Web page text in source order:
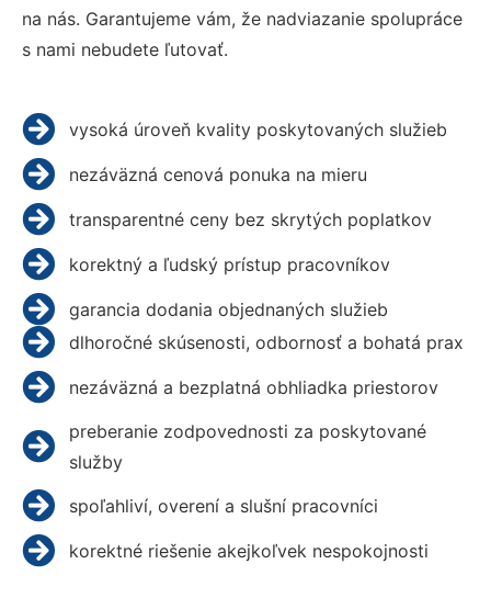
na nás. Garantujeme vám, že nadviazanie spolupráce
s nami nebudete ľutovať.
vysoká úroveň kvality poskytovaných služieb
nezáväzná cenová ponuka na mieru
transparentné ceny bez skrytých poplatkov
korektný a ľudský prístup pracovníkov
garancia dodania objednaných služieb
dlhoročné skúsenosti, odbornosť a bohatá prax
nezáväzná a bezplatná obhliadka priestorov
preberanie zodpovednosti za poskytované
služby
spoľahliví, overení a slušní pracovníci
korektné riešenie akejkoľvek nespokojnosti